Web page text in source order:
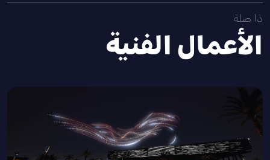
ذا صلة
الأعمال الفنية